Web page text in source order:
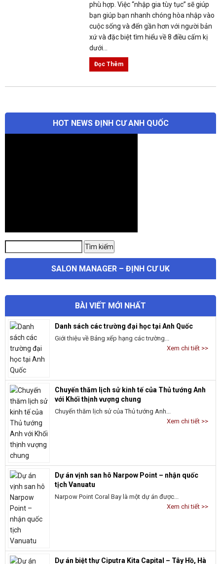
phù hợp. Việc “nhập gia tùy tục” sẽ giúp
bạn giúp bạn nhanh chóng hòa nhập vào
cuộc sống và đến gần hơn với người bản
xứ và đặc biệt tìm hiểu về 8 điều cấm kị
dưới...
Đọc Thêm
HOT NEWS ĐỊNH CƯ ANH QUỐC
Tìm kiếm
SALON MANAGER – ĐỊNH CƯ UK
BÀI VIẾT MỚI NHẤT
Danh sách các trường đại học tại Anh Quốc
Giới thiệu về Bảng xếp hạng các trường...
Xem chi tiết >>
Chuyến thăm lịch sử kinh tế của Thủ tướng Anh
với Khối thịnh vượng chung
Chuyến thăm lịch sử của Thủ tướng Anh...
Xem chi tiết >>
Dự án vịnh san hô Narpow Point – nhận quốc
tịch Vanuatu
Narpow Point Coral Bay là một dự án được...
Xem chi tiết >>
Dự án biệt thự Ciputra Kita Capital – Tây Hồ, Hà